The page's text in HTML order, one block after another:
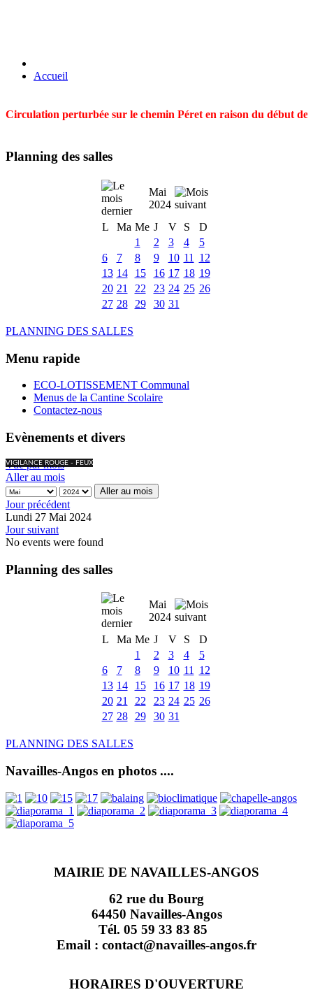
Accueil
Circulation perturbée sur le chemin Péret en raison du début
Planning des salles
Mai
2024
L
Ma Me J V S
D
1
2 3 4
5
6
7 8 9 10 11
12
13 14 15 16 17 18 19
20 21 22 23 24 25 26
27 28 29 30 31
PLANNING DES SALLES
Menu rapide
ECO-LOTISSEMENT Communal
Menus de la Cantine Scolaire
Contactez-nous
Evènements et divers
VIGILANCE ROUGE - FEUX
Vue par mois
Aller au mois
Aller au mois
Jour précédent
Lundi 27 Mai 2024
Jour suivant
No events were found
Planning des salles
Mai
2024
L
Ma Me J V S
D
1
2 3 4
5
6
7 8 9 10 11
12
13 14 15 16 17 18 19
20 21 22 23 24 25 26
27 28 29 30 31
PLANNING DES SALLES
Navailles-Angos en photos ....
MAIRIE DE NAVAILLES-ANGOS
62 rue du Bourg
64450 Navailles-Angos
Tél. 05 59 33 83 85
Email : contact@navailles-angos.fr
HORAIRES D'OUVERTURE